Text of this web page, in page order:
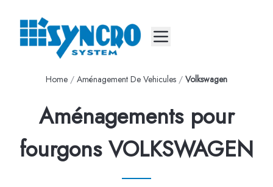
Mobile menu
Home / Aménagement De Vehicules / Volkswagen
Aménagements pour
fourgons VOLKSWAGEN